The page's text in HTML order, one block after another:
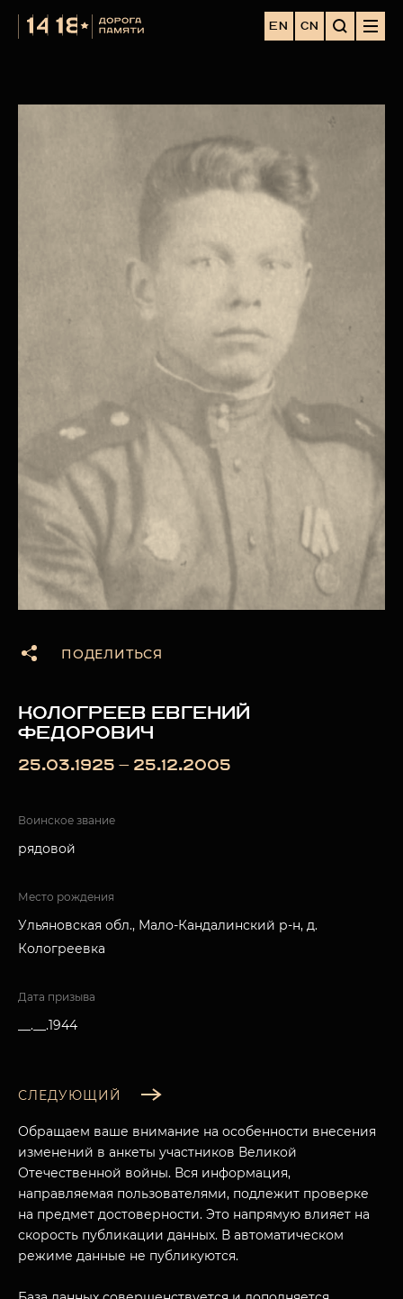
EN CN
ПОДЕЛИТЬСЯ
КОЛОГРЕЕВ ЕВГЕНИЙ
ФЕДОРОВИЧ
25.03.1925 — 25.12.2005
Воинское звание
рядовой
Место рождения
Ульяновская обл., Мало-Кандалинский р-н, д.
Кологреевка
Дата призыва
__.__.1944
СЛЕДУЮЩИЙ
Обращаем ваше внимание на особенности внесения
изменений в анкеты участников Великой
Отечественной войны. Вся информация,
направляемая пользователями, подлежит проверке
на предмет достоверности. Это напрямую влияет на
скорость публикации данных. В автоматическом
режиме данные не публикуются.